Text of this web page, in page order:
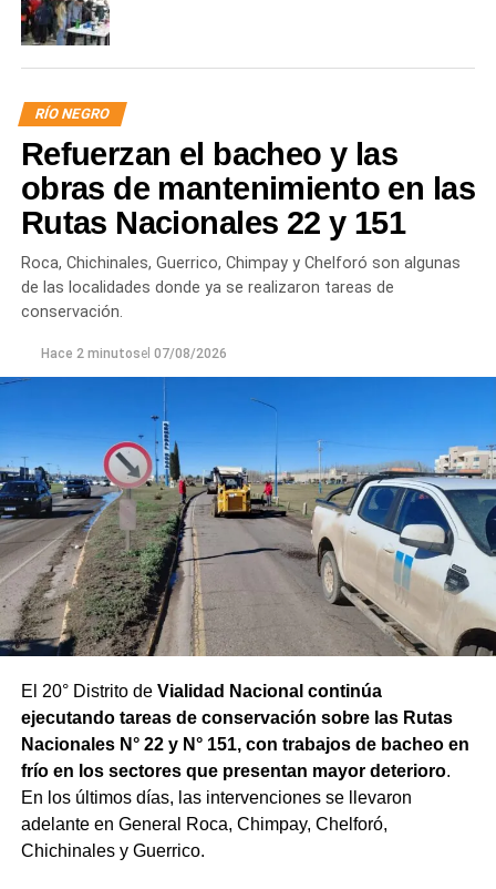
RÍO NEGRO
Refuerzan el bacheo y las
obras de mantenimiento en las
Rutas Nacionales 22 y 151
Roca, Chichinales, Guerrico, Chimpay y Chelforó son algunas
de las localidades donde ya se realizaron tareas de
conservación.
Hace 2 minutosel 07/08/2026
El 20° Distrito de Vialidad Nacional continúa
ejecutando tareas de conservación sobre las Rutas
Nacionales N° 22 y N° 151, con trabajos de bacheo en
frío en los sectores que presentan mayor deterioro.
En los últimos días, las intervenciones se llevaron
adelante en General Roca, Chimpay, Chelforó,
Chichinales y Guerrico.